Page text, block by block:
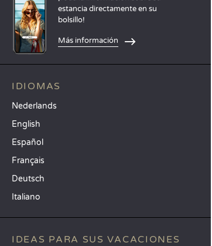
estancia directamente en su
bolsillo!
Más información
IDIOMAS
Nederlands
English
Español
Français
Deutsch
Italiano
IDEAS PARA SUS VACACIONES